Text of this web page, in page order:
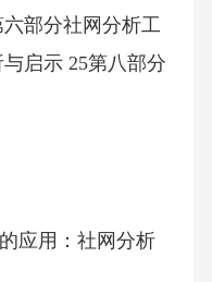
部分社网分析工
启示 25第八部分
应用：社网分析